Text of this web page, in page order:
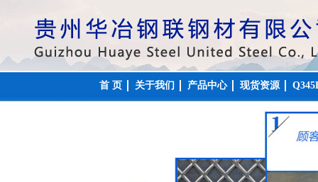
首 页 关于我们 产品中心 现货资源